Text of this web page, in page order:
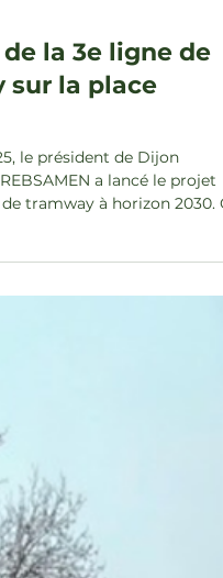
la 3e ligne de
sur la place
le président de Dijon
tramway à horizon 2030.
en secteur classé.
qui nous ont été
nous considérons que ce
majeures pour
du Parc : le
de la station Wilson-Carnot
pas l'option retenue
le projet, no